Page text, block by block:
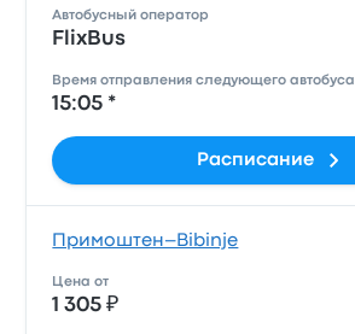
Автобусный оператор
FlixBus
Время отправления следующего автобуса
15:05 *
Расписание
Примоштен–Bibinje
Цена от
1 305 ₽